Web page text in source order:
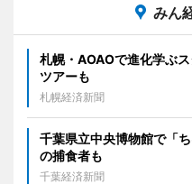
みん
札幌・AOAOで進化学ぶ
ツアーも
札幌経済新聞
千葉県立中央博物館で「
の捕食者も
千葉経済新聞